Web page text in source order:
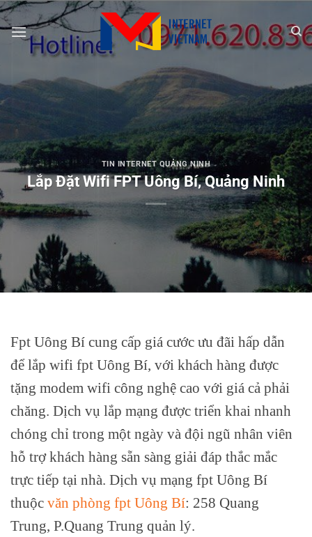
Chuyển
đến
TIN INTERNET QUẢNG NINH
Lắp Đặt Wifi FPT Uông Bí, Quảng Ninh
Fpt Uông Bí cung cấp giá cước ưu đãi hấp dẫn
để lắp wifi fpt Uông Bí, với khách hàng được
tặng modem wifi công nghệ cao với giá cả phải
chăng. Dịch vụ lắp mạng được triển khai nhanh
chóng chỉ trong một ngày và đội ngũ nhân viên
hỗ trợ khách hàng sẵn sàng giải đáp thắc mắc
trực tiếp tại nhà. Dịch vụ mạng fpt Uông Bí
thuộc văn phòng fpt Uông Bí: 258 Quang
Trung, P.Quang Trung quản lý.